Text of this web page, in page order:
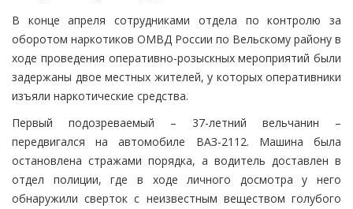
В конце апреля сотрудниками отдела по контролю за
оборотом наркотиков ОМВД России по Вельскому району в
ходе проведения оперативно-розыскных мероприятий были
задержаны двое местных жителей, у которых оперативники
изъяли наркотические средства.
Первый подозреваемый – 37-летний вельчанин –
передвигался на автомобиле ВАЗ-2112. Машина была
остановлена стражами порядка, а водитель доставлен в
отдел полиции, где в ходе личного досмотра у него
обнаружили сверток с неизвестным веществом голубого